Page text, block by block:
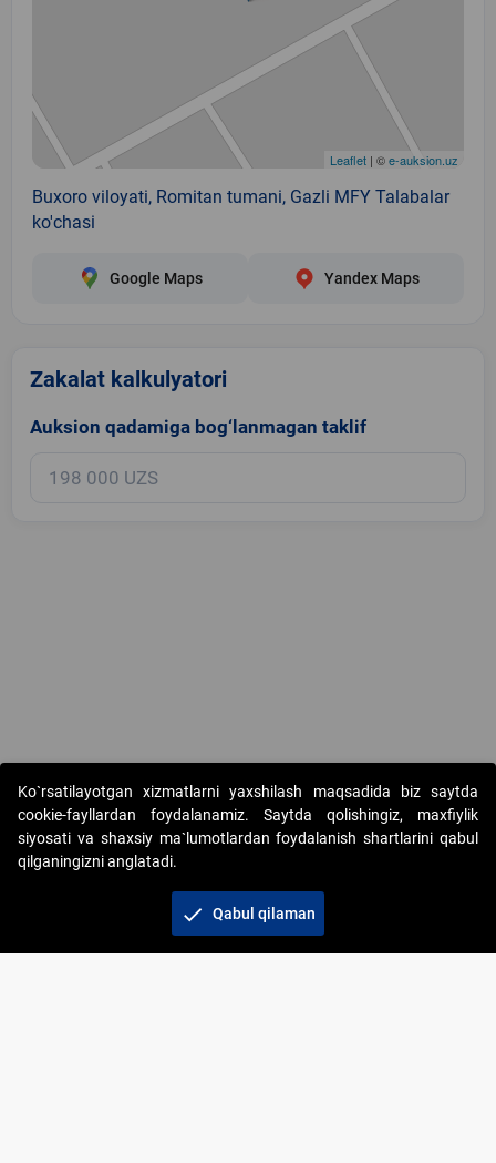
Leaflet | ©e-auksion.uz
Buxoro viloyati, Romitan tumani, Gazli MFY Talabalar
ko'chasi
Google Maps Yandex Maps
Zakalat kalkulyatori
Auksion qadamiga bog‘lanmagan taklif
Copyright © 2017-2026. "Elektron onlayn-auksionlarni tashkil etish"
AJ. Barcha huquqlar himoyalangan
+998 71 202-21-11
Ko`rsatilayotgan xizmatlarni yaxshilash maqsadida biz saytda
cookie-fayllardan foydalanamiz. Saytda qolishingiz, maxfiylik
siyosati va shaxsiy ma`lumotlardan foydalanish shartlarini qabul
qilganingizni anglatadi.
check Qabul qilaman